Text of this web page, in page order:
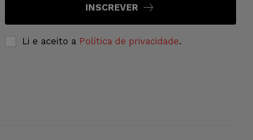
INSCREVER
Li e aceito a Política de privacidade.